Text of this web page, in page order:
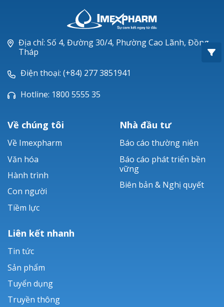
Piperacillin
Ticarlinat®
Zobacta®
Bacsulfo®
Địa chỉ: Số 4, Đường 30/4, Phường Cao Lãnh, Đồng
Tháp
Điện thoại: (+84) 277 3851941
Hotline: 1800 5555 35
Về chúng tôi
Về Imexpharm
Văn hóa
Hành trình
Con người
Tiềm lực
Nhà đầu tư
Báo cáo thường niên
Báo cáo phát triển bền
vững
Biên bản & Nghị quyết
Liên kết nhanh
Tin tức
Sản phẩm
Tuyển dụng
Truyền thông